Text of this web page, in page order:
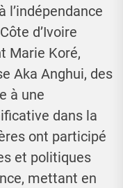
l’indépendance
d’Ivoire
Marie Koré,
Aka Anghui, des
à une
dans la
ont participé
et politiques
mettant en